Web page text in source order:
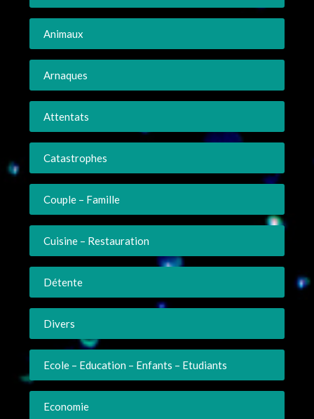
Animaux
Arnaques
Attentats
Catastrophes
Couple – Famille
Cuisine – Restauration
Détente
Divers
Ecole – Education – Enfants – Etudiants
Economie